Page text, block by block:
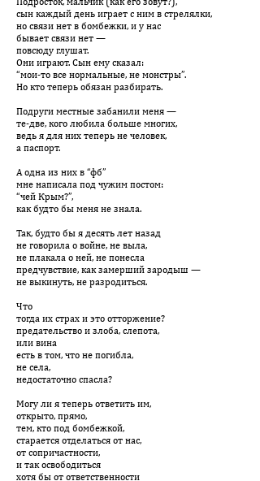
сын каждый день играет с ним в стрелялки,
но связи нет в бомбежки, и у нас
бывает связи нет —
повсюду глушат.
Они играют. Сын ему сказал:
“мои-то все нормальные, не монстры”.
Но кто теперь обязан разбирать.
Подруги местные забанили меня —
те-две, кого любила больше многих,
ведь я для них теперь не человек,
а паспорт.
А одна из них в “фб”
мне написала под чужим постом:
“чей Крым?”,
как будто бы меня не знала.
Так, будто бы я десять лет назад
не говорила о войне, не выла,
не плакала о ней, не понесла
предчувствие, как замерший зародыш —
не выкинуть, не разродиться.
Что
тогда их страх и это отторжение?
предательство и злоба, слепота,
или вина
есть в том, что не погибла,
не села,
недостаточно спасла?
Могу ли я теперь ответить им,
открыто, прямо,
тем, кто под бомбежкой,
старается отделаться от нас,
от сопричастности,
и так освободиться
хотя бы от ответственности